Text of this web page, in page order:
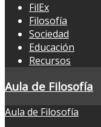
FilEx
Filosofía
Sociedad
Educación
Recursos
Aula de Filosofía
Aula de Filosofía